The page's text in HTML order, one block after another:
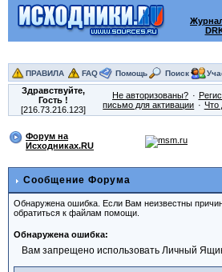
ПРАВИЛА FAQ Помощь Поиск
Здравствуйте,
Гость!
[216.73.216.123]
Не авторизованы?
письмо для активации
Что
Форум на
Исходниках.RU
Сообщение Форума
Обнаружена ошибка. Если Вам неизвестны
обратиться к файлам помощи.
Обнаружена ошибка:
Вам запрещено использовать Личный